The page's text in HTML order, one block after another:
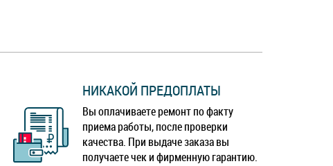
НИКАКОЙ ПРЕДОПЛАТЫ
Вы оплачиваете ремонт по факту
приема работы, после проверки
качества. При выдаче заказа вы
получаете чек и фирменную гарантию.